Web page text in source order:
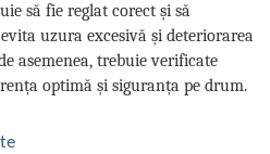
să fie reglat corect și să
uzura excesivă și deteriorarea
asemenea, trebuie verificate
optimă și siguranța pe drum.